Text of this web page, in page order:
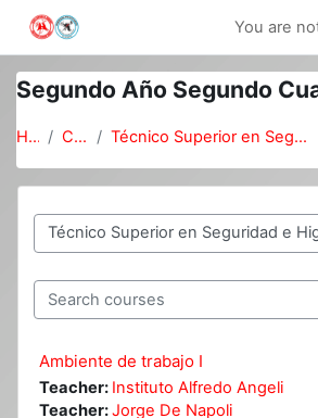
Skip to main content
You are
Segundo Año Segundo
Home Courses Técnico Superior en Seguridad e Higiene en el Trabajo
Course categories
Search courses
Ambiente de trabajo I
Teacher: Instituto Alfredo Angeli
Teacher:Jorge De Napoli